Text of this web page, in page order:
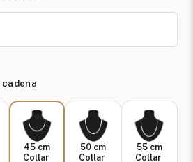
45 cm
Collar
50 cm
Collar
55 cm
Collar